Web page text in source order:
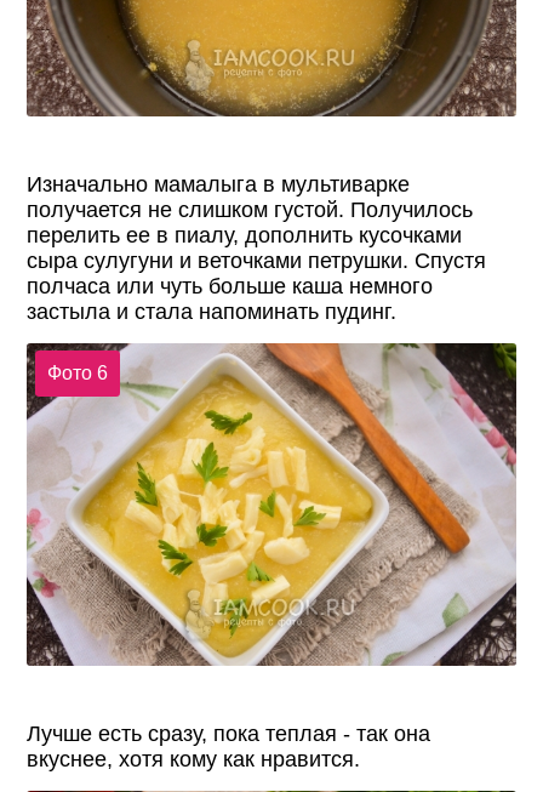
Изначально мамалыга в мультиварке
получается не слишком густой. Получилось
перелить ее в пиалу, дополнить кусочками
сыра сулугуни и веточками петрушки. Спустя
полчаса или чуть больше каша немного
застыла и стала напоминать пудинг.
Фото 6
Лучше есть сразу, пока теплая - так она
вкуснее, хотя кому как нравится.